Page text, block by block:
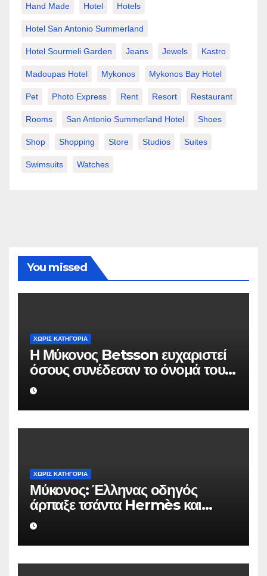
Hand Made Hotel Hotels
Hotel San Antonio Summerland
Hotel Sourmeli Garden Jeans Jewels Kastro
Madoupas Hotel Mykonos Mykonos Bay Hotel
Pet Photo Express Rent Resort Restaurant
Rooms San Antonio Summerland Hotel Shoes
Shop Shopping Store Studios Suites
Swimsuits Watches
You missed
ΧΩΡΊΣ ΚΑΤΗΓΟΡΊΑ
Η Μύκονος Betsson ευχαριστεί
όσους συνέδεσαν το όνομά τους
με την ιστορική χρονιά
ΧΩΡΊΣ ΚΑΤΗΓΟΡΊΑ
Μύκονος: Έλληνας οδηγός
άρπαξε τσάντα Hermès και
Rolex αξίας 75.000 ευρώ από
Ουκρανό τουρίστα